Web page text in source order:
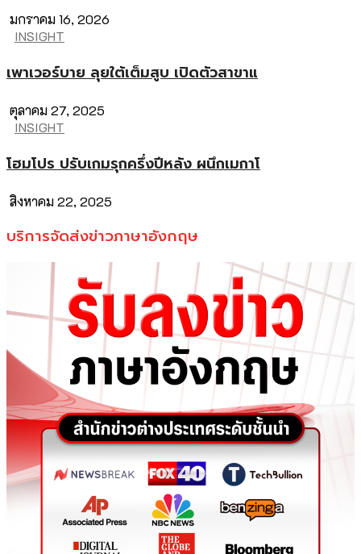
มกราคม 16, 2026
INSIGHT
เพาเวอร์บาย ลุยใต้เต็มสูบ เปิดตัวสาขาแ
ตุลาคม 27, 2025
INSIGHT
โฮมโปร ปรับเกมรุกครึ่งปีหลัง ผนึกเมกาโ
สิงหาคม 22, 2025
บริการจัดส่งข่าวภาษาอังกฤษ